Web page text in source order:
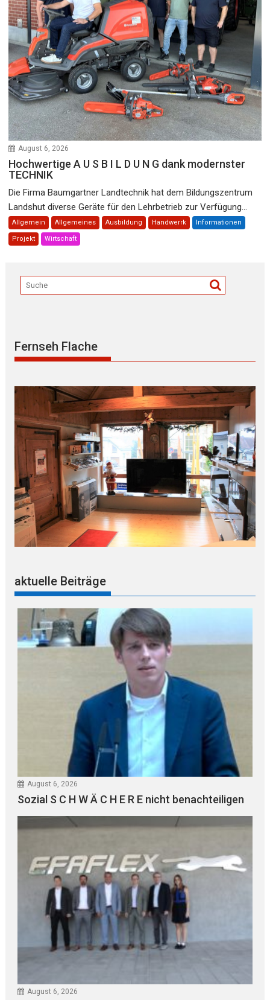
August 6, 2026
Hochwertige A U S B I L D U N G dank modernster
TECHNIK
Die Firma Baumgartner Landtechnik hat dem Bildungszentrum
Landshut diverse Geräte für den Lehrbetrieb zur Verfügung...
Allgemein Allgemeines Ausbildung Handwerrk Informationen
Projekt Wirtschaft
Fernseh Flache
aktuelle Beiträge
August 6, 2026
Sozial S C H W Ä C H E R E nicht benachteiligen
August 6, 2026